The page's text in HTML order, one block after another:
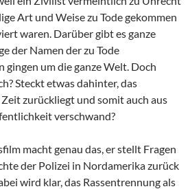
Art und Weise zu Tode gekommen
waren. Darüber gibt es ganze
der Namen der zu Tode
gingen um die ganze Welt. Doch
Steckt etwas dahinter, das
zurückliegt und somit auch aus
verschwand?
macht genau das, er stellt Fragen
der Polizei in Nordamerika zurück
wird klar, das Rassentrennung als